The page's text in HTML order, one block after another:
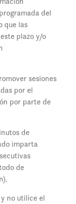
del
que las
plazo y/o
sesiones
por el
por parte de
de
imparta
de
no utilice el